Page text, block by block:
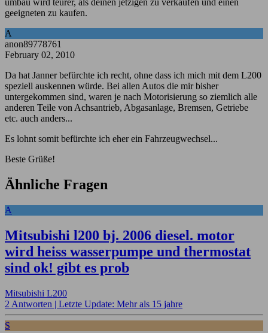
geeigneten zu kaufen.
A
anon89778761
February 02, 2010
Da hat Janner befürchte ich recht, ohne dass ich mich mit dem L200
speziell auskennen würde. Bei allen Autos die mir bisher
untergekommen sind, waren je nach Motorisierung so ziemlich alle
anderen Teile von Achsantrieb, Abgasanlage, Bremsen, Getriebe
etc. auch anders...
Es lohnt somit befürchte ich eher ein Fahrzeugwechsel...
Beste Grüße!
Ähnliche Fragen
A
Mitsubishi l200 bj. 2006 diesel. motor
wird heiss wasserpumpe und thermostat
sind ok! gibt es prob
Mitsubishi L200
2 Antworten | Letzte Update: Mehr als 15 jahre
S